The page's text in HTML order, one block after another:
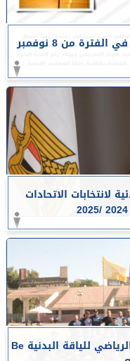
أبرز أخبار جامعة أسيوط خلال أسبوع في الفترة من 8 نوفمبر
الاتحادات
جامعة أسيوط تشهد انطلاق ”اللقاء الرياضي للياقة البدنية Be